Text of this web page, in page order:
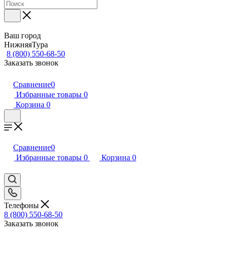
Ваш город
НижняяТура
8 (800) 550-68-50
Заказать звонок
Сравнение0
Избранные товары 0
Корзина 0
Сравнение0
Избранные товары 0 Корзина 0
Телефоны
8 (800) 550-68-50
Заказать звонок